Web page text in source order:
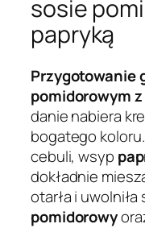
sosie
papryką
Przygotowanie
pomidorowym
danie nabiera
bogatego
cebuli, wsyp
dokładnie
otarła i uwolniła
pomidorowy